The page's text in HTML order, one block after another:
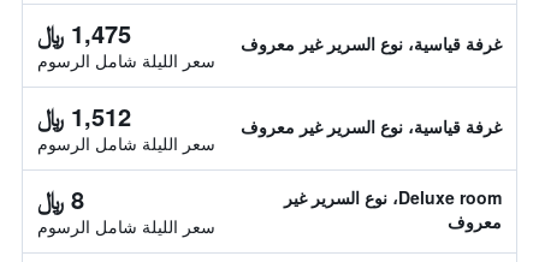
غرفة قياسية، نوع السرير غير معروف 1,475 ﷼
سعر الليلة شامل الرسوم
غرفة قياسية، نوع السرير غير معروف 1,512 ﷼
سعر الليلة شامل الرسوم
Deluxe room، نوع السرير غير
معروف
8 ﷼
سعر الليلة شامل الرسوم